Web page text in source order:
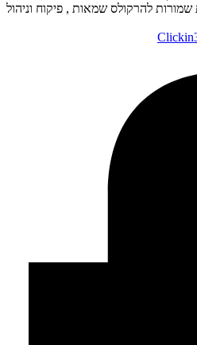
© כל הזכויות שמורות להרקולס שמאות , פיקוח וניהול